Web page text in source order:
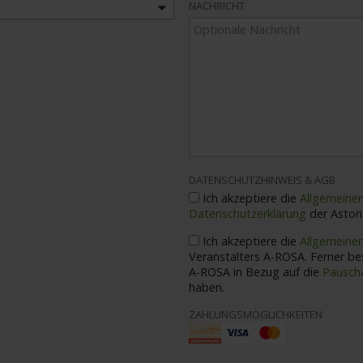
NACHRICHT
DATENSCHUTZHINWEIS & AGB
Ich akzeptiere die
Datenschutzerklärung der
Ich akzeptiere die
Veranstalters A-ROSA. Ferner bestätige ich die Bedingungen des Veranstalters
A-ROSA in Bezug auf die
haben.
ZAHLUNGSMÖGLICHKEITEN